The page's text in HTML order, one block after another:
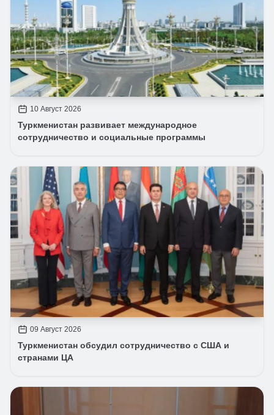
10 Август 2026
Туркменистан развивает международное
сотрудничество и социальные программы
09 Август 2026
Туркменистан обсудил сотрудничество с США и
странами ЦА